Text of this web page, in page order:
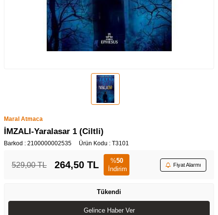
Maral Atmaca
İMZALI-Yaralasar 1 (Ciltli)
Barkod : 2100000002535 Ürün Kodu : T3101
529,00TL 264,50 TL %50
İndirim
Fiyat Alarmı
Tükendi
Gelince Haber Ver